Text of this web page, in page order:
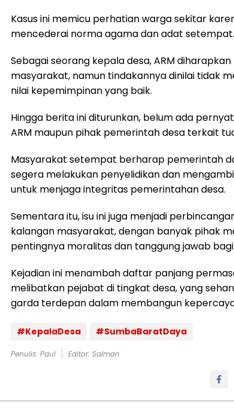
Kasus ini memicu perhatian warga sekitar
mencederai norma agama dan adat setempat.
Sebagai seorang kepala desa, ARM
masyarakat, namun tindakannya dinilai tidak
nilai kepemimpinan yang baik.
Hingga berita ini diturunkan, belum ada
ARM maupun pihak pemerintah desa terkait
Masyarakat setempat berharap pemerintah
segera melakukan penyelidikan dan
untuk menjaga integritas pemerintahan desa.
Sementara itu, isu ini juga menjadi
kalangan masyarakat, dengan banyak pihak
pentingnya moralitas dan tanggung jawab
Kejadian ini menambah daftar panjang
melibatkan pejabat di tingkat desa, yang
garda terdepan dalam membangun
#KepalaDesa #SumbaBaratDaya
Penulis: Paul Editor: Salman